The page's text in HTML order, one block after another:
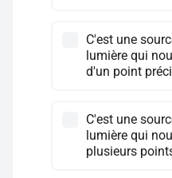
C'est une
lumière qui
d'un point
C'est une
lumière qui
plusieurs